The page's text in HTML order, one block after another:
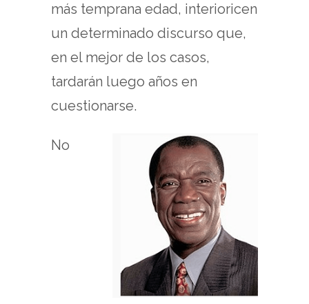
más temprana edad, interioricen
un determinado discurso que,
en el mejor de los casos,
tardarán luego años en
cuestionarse.
No